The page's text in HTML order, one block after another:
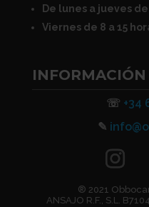
De lunes a jueves
Viernes de 8 a 15
☏ +34
✎
® 2021
ANSAJO R.F., S.L.